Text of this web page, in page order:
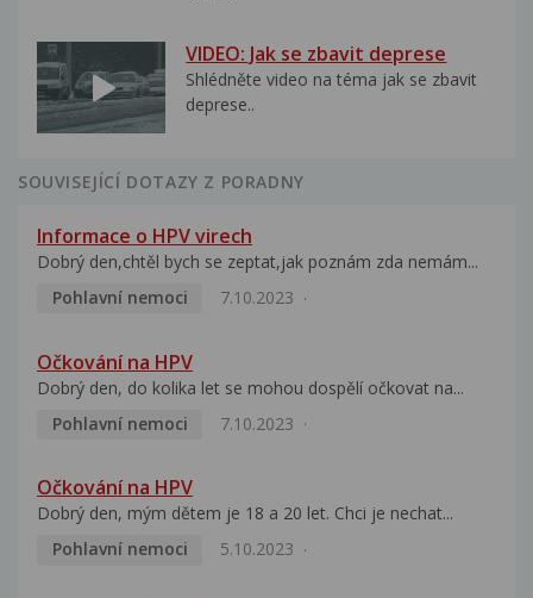
VIDEO: Jak se zbavit deprese
Shlédněte video na téma jak se zbavit
deprese..
SOUVISEJÍCÍ DOTAZY Z PORADNY
Informace o HPV virech
Dobrý den,chtěl bych se zeptat,jak poznám zda nemám...
Pohlavní nemoci
7.10.2023
Očkování na HPV
Dobrý den, do kolika let se mohou dospělí očkovat na...
Pohlavní nemoci
7.10.2023
Očkování na HPV
Dobrý den, mým dětem je 18 a 20 let. Chci je nechat...
Pohlavní nemoci
5.10.2023